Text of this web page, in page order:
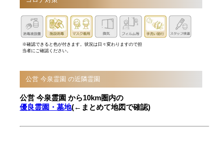
※確認できると色が付きます。状況は日々変わりますので担
当者にご確認ください。
公営 今泉霊園 の近隣霊園
公営 今泉霊園 から10km圏内の
優良霊園・墓地(←まとめて地図で確認)